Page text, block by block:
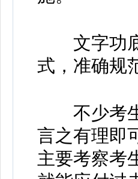
文字功底
式，准确规
不少考生
言之有理即
主要考察考